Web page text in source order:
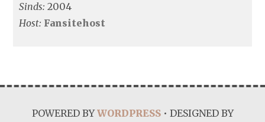
Sinds: 2004
Host: Fansitehost
POWERED BYWORDPRESS• DESIGNED BY